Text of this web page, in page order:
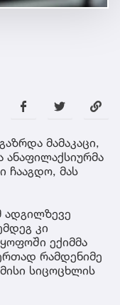
მამაკაცი,
ანაფილაქსიურმა
ჩააგდო, მას
ადგილზევე
კი
ექიმმა
რამდენიმე
სიცოცხლის